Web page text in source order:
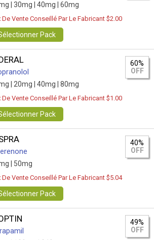
| 30mg | 40mg | 60mg
De Vente Conseillé Par Le Fabricant $2.00
Pack
| 20mg | 40mg | 80mg
60%
OFF
De Vente Conseillé Par Le Fabricant $1.00
Pack
| 50mg
40%
OFF
De Vente Conseillé Par Le Fabricant $5.04
Pack
49%
OFF